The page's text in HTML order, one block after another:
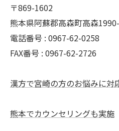
〒869-1602
熊本県阿蘇郡高森町高森
電話番号 : 0967-62-0258
FAX番号 : 0967-62-2726
漢方で宮崎の方のお悩みに対
熊本でカウンセリングも実施